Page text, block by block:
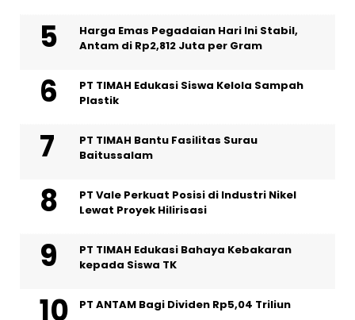
Harga Emas Pegadaian Hari Ini Stabil,
Antam di Rp2,812 Juta per Gram
PT TIMAH Edukasi Siswa Kelola Sampah
Plastik
PT TIMAH Bantu Fasilitas Surau
Baitussalam
PT Vale Perkuat Posisi di Industri Nikel
Lewat Proyek Hilirisasi
PT TIMAH Edukasi Bahaya Kebakaran
kepada Siswa TK
PT ANTAM Bagi Dividen Rp5,04 Triliun